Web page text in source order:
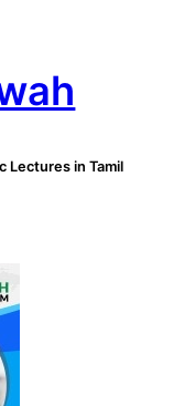
Lectures in Tamil